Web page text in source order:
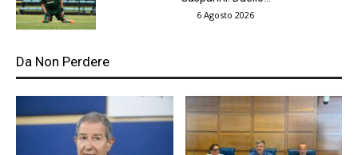
6 Agosto 2026
Da Non Perdere